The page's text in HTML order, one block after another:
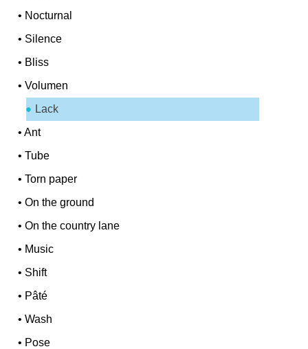
• Nocturnal
• Silence
• Bliss
•Volumen
Lack
•Ant
•Tube
•Torn paper
•On the ground
•On the country lane
• Music
• Shift
• Pâté
•Wash
• Pose